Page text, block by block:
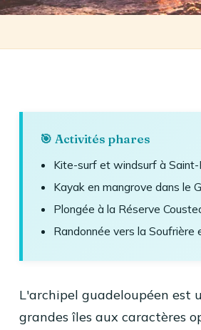
🎯 Activités phares
Kite-surf et windsurf à Saint-
Kayak en mangrove dans le
Plongée à la Réserve
Randonnée vers la Soufrière
L'archipel guadeloupéen est
grandes îles aux caractères